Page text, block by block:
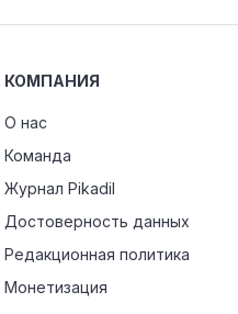
КОМПАНИЯ
О нас
Команда
Журнал Pikadil
Достоверность данных
Редакционная политика
Монетизация